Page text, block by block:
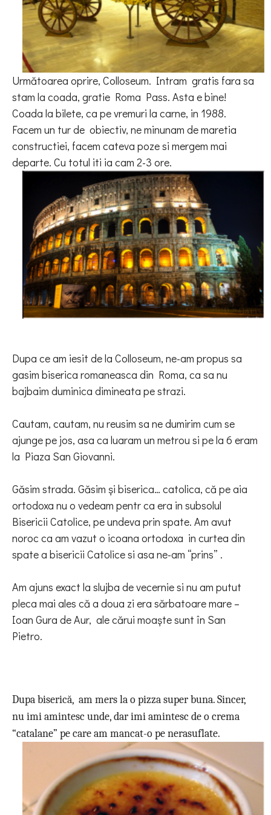
Următoarea oprire, Colloseum. Intram gratis fara sa
stam la coada, gratie Roma Pass. Asta e bine!
Coada la bilete, ca pe vremuri la carne, in 1988.
Facem un tur de obiectiv, ne minunam de maretia
constructiei, facem cateva poze si mergem mai
departe. Cu totul iti ia cam 2-3 ore.
Dupa ce am iesit de la Colloseum, ne-am propus sa
gasim biserica romaneasca din Roma, ca sa nu
bajbaim duminica dimineata pe strazi.
Cautam, cautam, nu reusim sa ne dumirim cum se
ajunge pe jos, asa ca luaram un metrou si pe la 6 eram
la Piaza San Giovanni.
Găsim strada. Găsim și biserica… catolica, că pe aia
ortodoxa nu o vedeam pentr ca era in subsolul
Bisericii Catolice, pe undeva prin spate. Am avut
noroc ca am vazut o icoana ortodoxa in curtea din
spate a bisericii Catolice si asa ne-am “prins” .
Am ajuns exact la slujba de vecernie si nu am putut
pleca mai ales că a doua zi era sărbatoare mare –
Ioan Gura de Aur, ale cărui moaște sunt în San
Pietro.
Dupa biserică, am mers la o pizza super buna. Sincer,
nu imi amintesc unde, dar imi amintesc de o crema
“catalane” pe care am mancat-o pe nerasuflate.